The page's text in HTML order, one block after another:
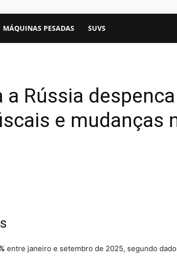
MÁQUINAS PESADAS SUVS
Rússia despenca
e mudanças
entre janeiro e setembro de 2025, segundo